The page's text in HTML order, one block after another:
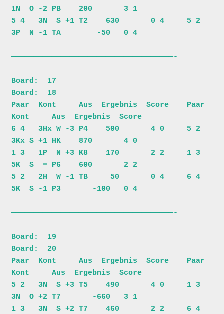
1N  O -2 PB    200       3 1
5 4   3N  S +1 T2    630       0 4     5 2
3P  N -1 TA        -50   0 4
————————————————————————————————————-
Board:  17
Board:  18
Paar  Kont     Aus  Ergebnis  Score    Paar
Kont     Aus  Ergebnis  Score
6 4   3Hx W -3 P4    500       4 0     5 2
3Kx S +1 HK    870       4 0
1 3   1P  N +3 K8    170       2 2     1 3
5K  S  = P6    600       2 2
5 2   2H  W -1 TB     50       0 4     6 4
5K  S -1 P3       -100   0 4
————————————————————————————————————-
Board:  19
Board:  20
Paar  Kont     Aus  Ergebnis  Score    Paar
Kont     Aus  Ergebnis  Score
5 2   3N  S +3 T5    490       4 0     1 3
3N  O +2 T7       -660   3 1
1 3   3N  S +2 T7    460       2 2     6 4